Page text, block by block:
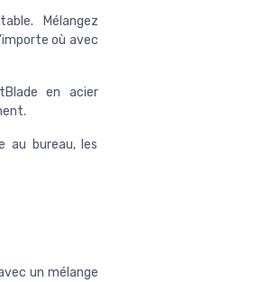
Mélangez
où avec
en acier
au bureau, les
un mélange